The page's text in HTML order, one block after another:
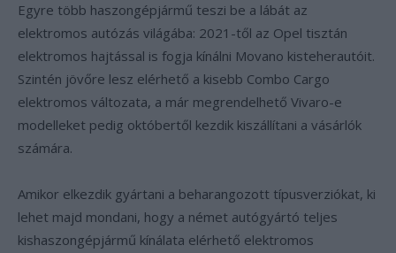
Egyre több haszongépjármű teszi be a lábát az
elektromos autózás világába: 2021-től az Opel tisztán
elektromos hajtással is fogja kínálni Movano kisteherautóit.
Szintén jövőre lesz elérhető a kisebb Combo Cargo
elektromos változata, a már megrendelhető Vivaro-e
modelleket pedig októbertől kezdik kiszállítani a vásárlók
számára.
Amikor elkezdik gyártani a beharangozott típusverziókat, ki
lehet majd mondani, hogy a német autógyártó teljes
kishaszongépjármű kínálata elérhető elektromos